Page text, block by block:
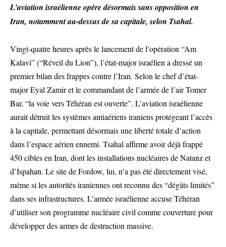
L’aviation israélienne opère désormais sans opposition en
Iran, notamment au-dessus de sa capitale, selon Tsahal.
Vingt-quatre heures après le lancement de l’opération “Am
Kalavi” (“Réveil du Lion”), l’état-major israélien a dressé un
premier bilan des frappes contre l’Iran. Selon le chef d’état-
major Eyal Zamir et le commandant de l’armée de l’air Tomer
Bar, “la voie vers Téhéran est ouverte”. L’aviation israélienne
aurait détruit les systèmes antiaériens iraniens protégeant l’accès
à la capitale, permettant désormais une liberté totale d’action
dans l’espace aérien ennemi. Tsahal affirme avoir déjà frappé
450 cibles en Iran, dont les installations nucléaires de Natanz et
d’Ispahan. Le site de Fordow, lui, n’a pas été directement visé,
même si les autorités iraniennes ont reconnu des “dégâts limités”
dans ses infrastructures. L’armée israélienne accuse Téhéran
d’utiliser son programme nucléaire civil comme couverture pour
développer des armes de destruction massive.